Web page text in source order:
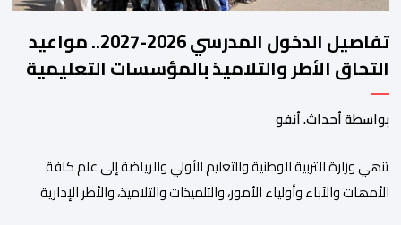
تفاصيل الدخول المدرسي 2026-2027.. مواعيد
التحاق الأطر والتلاميذ بالمؤسسات التعليمية
بواسطة أحداث. أنفو
تنھي وزارة التربیة الوطنیة والتعلیم الأولي والریاضة إلى علم كافة
الأمھات والآباء وأولیاء الأمور، والتلمیذات والتلامیذ، والأطر الإداریة